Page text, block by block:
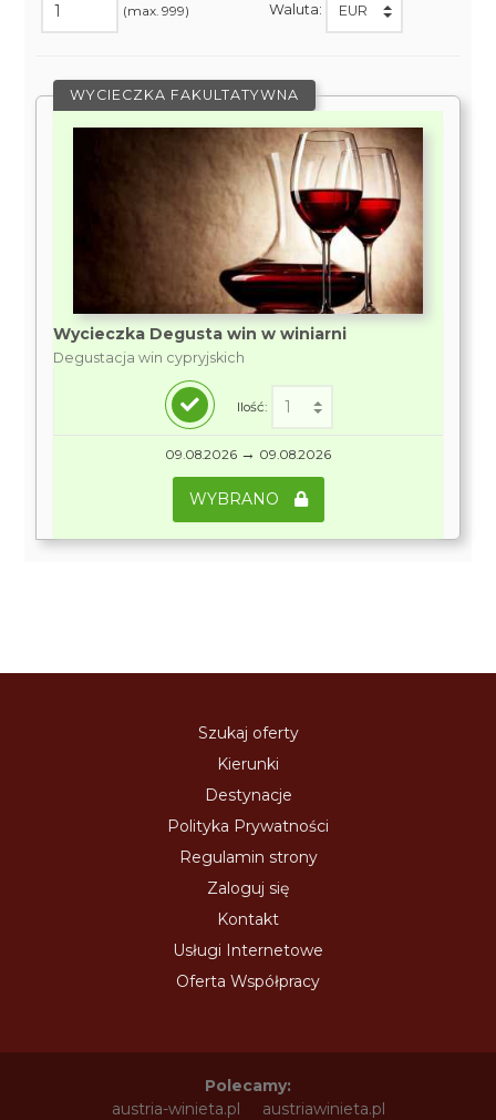
(max. 999) Waluta:
WYCIECZKA FAKULTATYWNA
Wycieczka Degusta win w winiarni
Degustacja win cypryjskich
Ilość:
09.08.2026 → 09.08.2026
WYBRANO
Szukaj oferty
Kierunki
Destynacje
Polityka Prywatności
Regulamin strony
Zaloguj się
Kontakt
Usługi Internetowe
Oferta Współpracy
Polecamy:
austria-winieta.pl
austriawinieta.pl